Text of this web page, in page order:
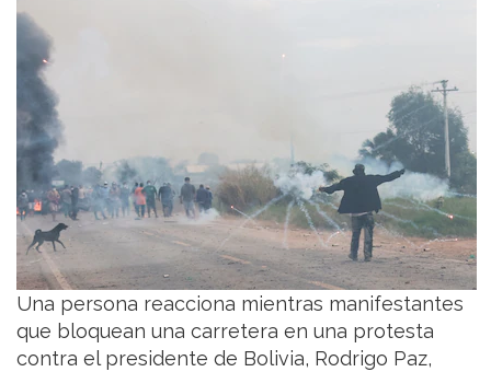
Una persona reacciona mientras manifestantes
que bloquean una carretera en una protesta
contra el presidente de Bolivia, Rodrigo Paz,